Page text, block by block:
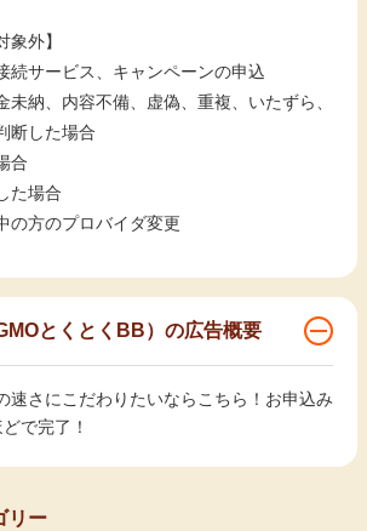
象外】
続サービス、キャンペーンの申込
未納、内容不備、虚偽、重複、いたずら、
断した場合
合
た場合
の方のプロバイダ変更
とくとくBB）の広告概要
速さにこだわりたいならこちら！お申込み
で完了！
リー